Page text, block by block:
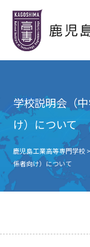
学校説明会（
け）について
鹿児島工業高等専門学校>
係者向け）について